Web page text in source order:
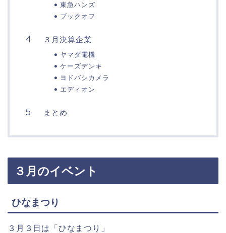
東急ハンズ
ブックオフ
３月決算企業
ヤマダ電機
ケーズデンキ
ヨドバシカメラ
エディオン
まとめ
３月のイベント
ひなまつり
３月３日は「ひなまつり」